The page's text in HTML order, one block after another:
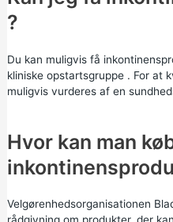
?
Du kan muligvis få
kliniske opstartsgruppe. For at
muligvis vurderes af en
Hvor kan man
Velgørenhedsorganisationen